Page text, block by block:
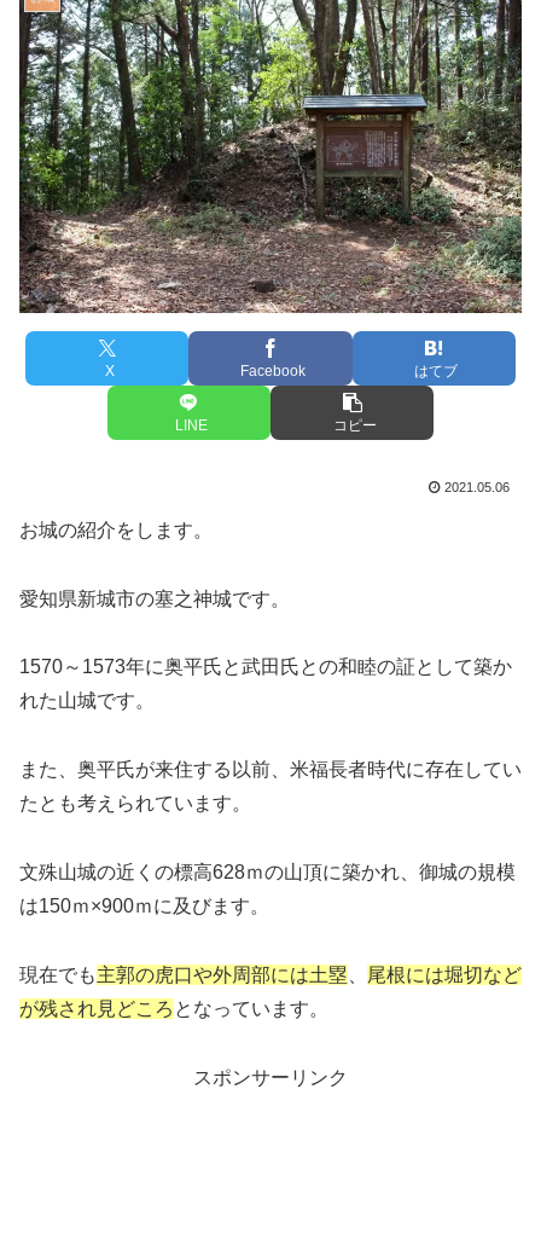
X Facebook はてブ
LINE コピー
2021.05.06
お城の紹介をします。
愛知県新城市の塞之神城です。
1570～1573年に奥平氏と武田氏との和睦の証として築か
れた山城です。
また、奥平氏が来住する以前、米福長者時代に存在してい
たとも考えられています。
文殊山城の近くの標高628ｍの山頂に築かれ、御城の規模
は150ｍ×900ｍに及びます。
現在でも主郭の虎口や外周部には土塁
尾根には堀切など
が残され見どころ となっています。
スポンサーリンク